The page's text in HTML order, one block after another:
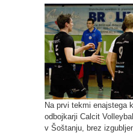
Na prvi tekmi enajstega
odbojkarji Calcit
v Šoštanju, brez